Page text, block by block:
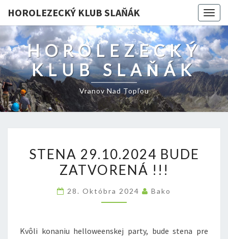
HOROLEZECKÝ KLUB SLAŇÁK
HOROLEZECKÝ
KLUB SLAŇÁK
Vranov Nad Topľou
29.10.2024
BUDE
STENA 29.10.2024 BUDE
ZATVORENÁ !!!
28. Októbra 2024 Bako
Kvôli konaniu helloweenskej party, bude stena pre